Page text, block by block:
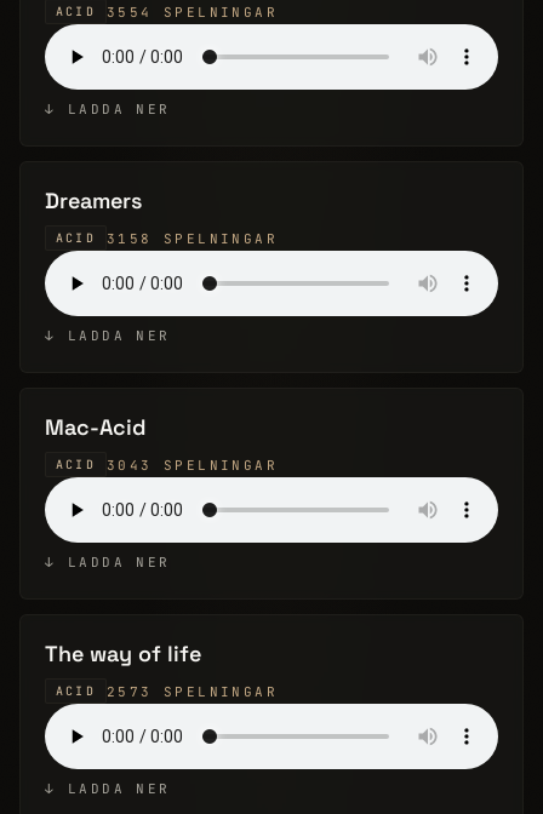
ACID 3554 SPELNINGAR
↓ LADDA NER
Dreamers
ACID 3158 SPELNINGAR
↓ LADDA NER
Mac-Acid
ACID 3043 SPELNINGAR
↓ LADDA NER
The way of life
ACID 2573 SPELNINGAR
↓ LADDA NER